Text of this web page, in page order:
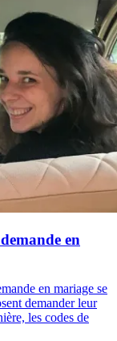
en
en mariage se
demander leur
les codes de